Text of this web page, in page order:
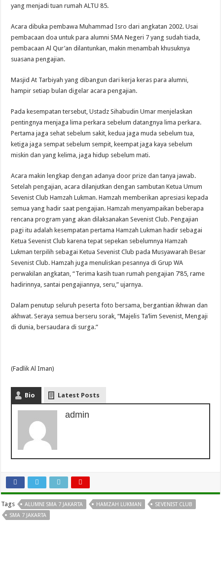
yang menjadi tuan rumah ALTU 85.
Acara dibuka pembawa Muhammad Isro dari angkatan 2002. Usai
pembacaan doa untuk para alumni SMA Negeri 7 yang sudah tiada,
pembacaan Al Qur’an dilantunkan, makin menambah khusuknya
suasana pengajian.
Masjid At Tarbiyah yang dibangun dari kerja keras para alumni,
hampir setiap bulan digelar acara pengajian.
Pada kesempatan tersebut, Ustadz Sihabudin Umar menjelaskan
pentingnya menjaga lima perkara sebelum datangnya lima perkara.
Pertama jaga sehat sebelum sakit, kedua jaga muda sebelum tua,
ketiga jaga sempat sebelum sempit, keempat jaga kaya sebelum
miskin dan yang kelima, jaga hidup sebelum mati.
Acara makin lengkap dengan adanya door prize dan tanya jawab.
Setelah pengajian, acara dilanjutkan dengan sambutan Ketua Umum
Sevenist Club Hamzah Lukman. Hamzah memberikan apresiasi kepada
semua yang hadir saat pengajian. Hamzah menyampaikan beberapa
rencana program yang akan dilaksanakan Sevenist Club. Pengajian
pagi itu adalah kesempatan pertama Hamzah Lukman hadir sebagai
Ketua Sevenist Club karena tepat sepekan sebelumnya Hamzah
Lukman terpilih sebagai Ketua Sevenist Club pada Musyawarah Besar
Sevenist Club. Hamzah juga menuliskan pesannya di Grup WA
perwakilan angkatan, “Terima kasih tuan rumah pengajian 7’85, rame
hadirinnya, santai pengajiannya, seru,” ujarnya.
Dalam penutup seluruh peserta foto bersama, bergantian ikhwan dan
akhwat. Seraya semua berseru sorak, “Majelis Ta’lim Sevenist, Mengaji
di dunia, bersaudara di surga.”
(Fadlik Al Iman)
Bio Latest Posts
admin
Tags ALUMNI SMA 7 JAKARTA HAMZAH LUKMAN
SEVENIST CLUB
SMA 7 JAKARTA